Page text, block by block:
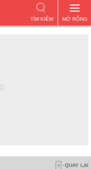
MỞ RỘNG
TÌM KIẾM
QUAY LẠI